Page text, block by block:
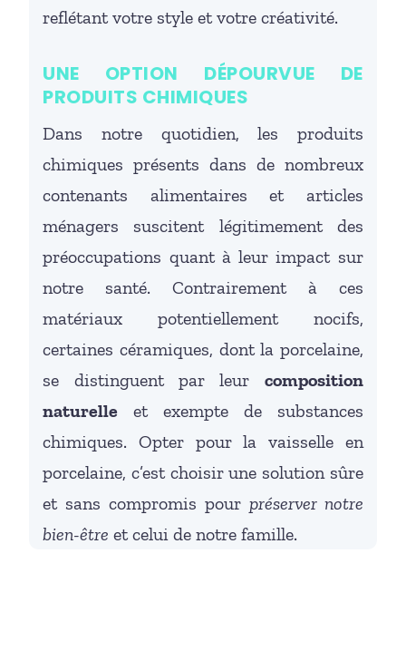
reflétant votre style et votre créativité.
UNE OPTION DÉPOURVUE DE
PRODUITS CHIMIQUES
Dans notre quotidien, les produits
chimiques présents dans de nombreux
contenants alimentaires et articles
ménagers suscitent légitimement des
préoccupations quant à leur impact sur
notre santé. Contrairement à ces
matériaux potentiellement nocifs,
certaines céramiques, dont la porcelaine,
se distinguent par leur composition
naturelle et exempte de substances
chimiques. Opter pour la vaisselle en
porcelaine, c’est choisir une solution sûre
et sans compromis pour préserver notre
bien-être et celui de notre famille.